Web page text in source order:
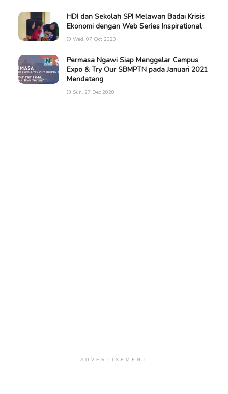
HDI dan Sekolah SPI Melawan Badai Krisis
Ekonomi dengan Web Series Inspirational
Wed, 07 Oct 2020
Permasa Ngawi Siap Menggelar Campus
Expo & Try Our SBMPTN pada Januari 2021
Mendatang
Sun, 27 Dec 2020
ADVERTISEMENT